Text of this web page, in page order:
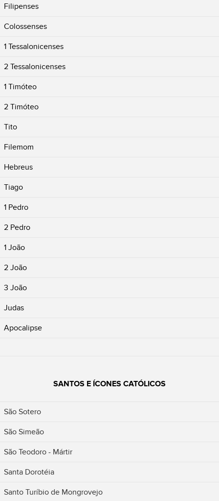
Filipenses
Colossenses
1 Tessalonicenses
2 Tessalonicenses
1 Timóteo
2 Timóteo
Tito
Filemom
Hebreus
Tiago
1 Pedro
2 Pedro
1 João
2 João
3 João
Judas
Apocalipse
SANTOS E ÍCONES CATÓLICOS
São Sotero
São Simeão
São Teodoro - Mártir
Santa Dorotéia
Santo Turíbio de Mongrovejo